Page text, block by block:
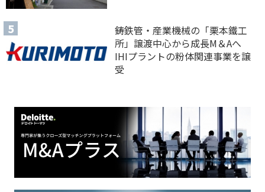
鋳鉄管・産業機械の「栗本鐵工
所」譲渡中心から成長M＆Aへ
IHIプラントの粉体関連事業を譲
受